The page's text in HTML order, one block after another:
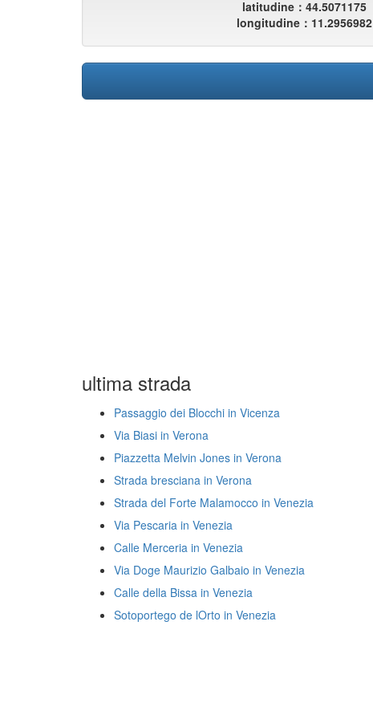
latitudine：44.5071175
longitudine：11.2956982
ultima strada
Passaggio dei Blocchi in Vicenza
Via Biasi in Verona
Piazzetta Melvin Jones in Verona
Strada bresciana in Verona
Strada del Forte Malamocco in Venezia
Via Pescaria in Venezia
Calle Merceria in Venezia
Via Doge Maurizio Galbaio in Venezia
Calle della Bissa in Venezia
Sotoportego de lOrto in Venezia